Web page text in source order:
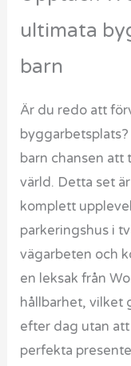
ultimata
barn
Är du redo att
barn chansen att
värld. Detta set
komplett
parkeringshus i
vägarbeten och
en leksak från
hållbarhet, vilket
efter dag utan
perfekta